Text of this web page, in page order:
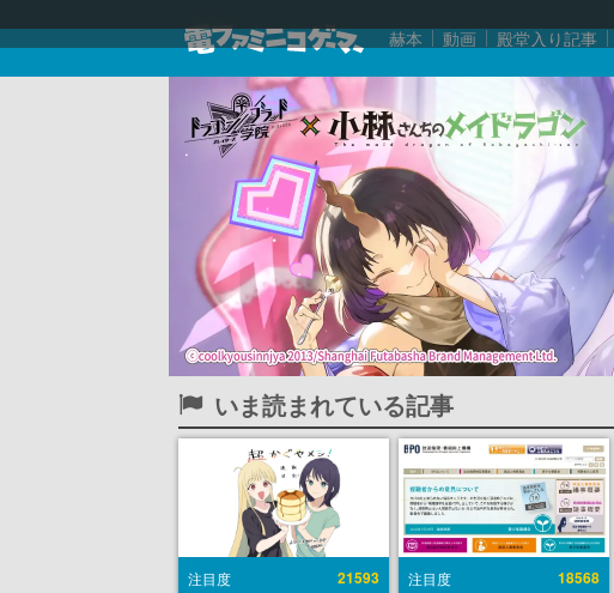
赫本 動画 殿堂入り記事
いま読まれている記事
注目度 21593 注目度 18568